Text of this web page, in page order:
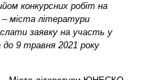
конкурсних робіт на
міста літератури
заявку на участь у
до 9 травня 2021 року